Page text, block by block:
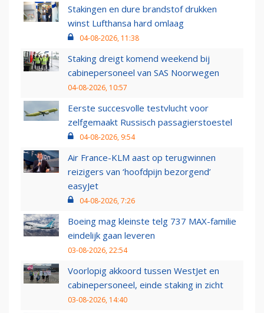
Stakingen en dure brandstof drukken
winst Lufthansa hard omlaag
04-08-2026, 11:38
Staking dreigt komend weekend bij
cabinepersoneel van SAS Noorwegen
04-08-2026, 10:57
Eerste succesvolle testvlucht voor
zelfgemaakt Russisch passagierstoestel
04-08-2026, 9:54
Air France-KLM aast op terugwinnen
reizigers van ‘hoofdpijn bezorgend’
easyJet
04-08-2026, 7:26
Boeing mag kleinste telg 737 MAX-familie
eindelijk gaan leveren
03-08-2026, 22:54
Voorlopig akkoord tussen WestJet en
cabinepersoneel, einde staking in zicht
03-08-2026, 14:40